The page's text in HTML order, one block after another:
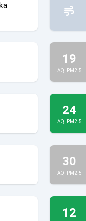
19
AQI PM2.5
24
AQI PM2.5
30
AQI PM2.5
12